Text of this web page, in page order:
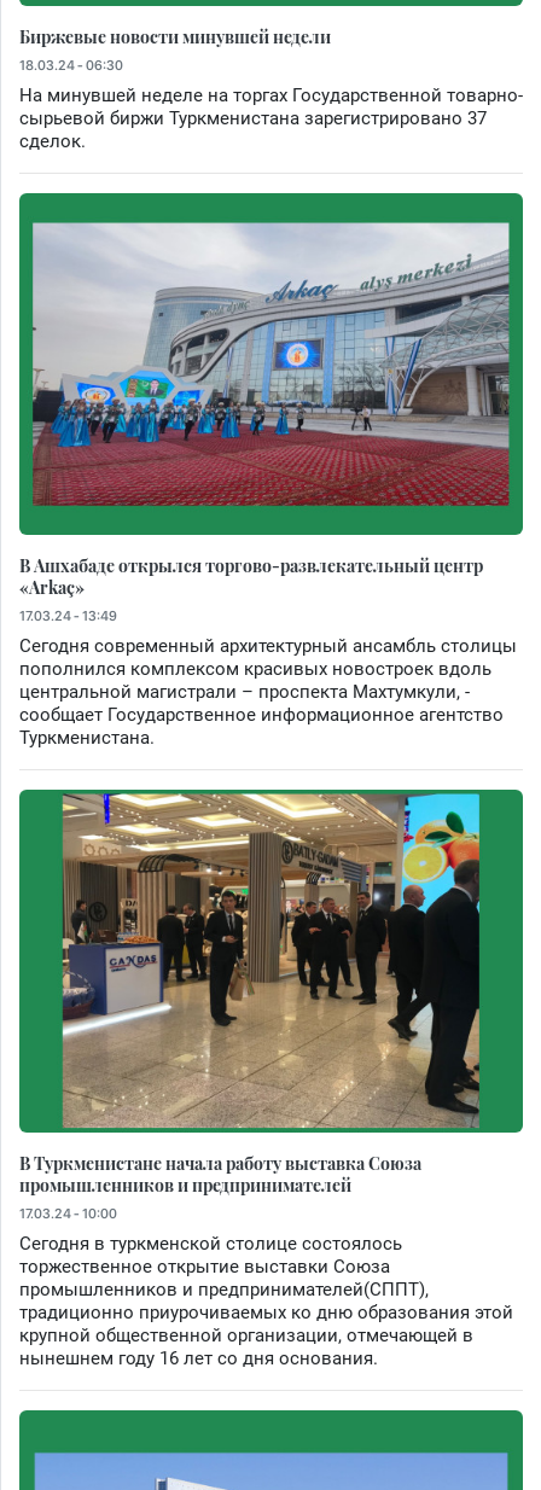
Биржевые новости минувшей недели
18.03.24 - 06:30
На минувшей неделе на торгах Государственной товарно-
сырьевой биржи Туркменистана зарегистрировано 37
сделок.
В Ашхабаде открылся торгово-развлекательный центр
«Arkaç»
17.03.24 - 13:49
Сегодня современный архитектурный ансамбль столицы
пополнился комплексом красивых новостроек вдоль
центральной магистрали – проспекта Махтумкули, -
сообщает Государственное информационное агентство
Туркменистана.
В Туркменистане начала работу выставка Союза
промышленников и предпринимателей
17.03.24 - 10:00
Сегодня в туркменской столице состоялось
торжественное открытие выставки Союза
промышленников и предпринимателей(СППТ),
традиционно приурочиваемых ко дню образования этой
крупной общественной организации, отмечающей в
нынешнем году 16 лет со дня основания.